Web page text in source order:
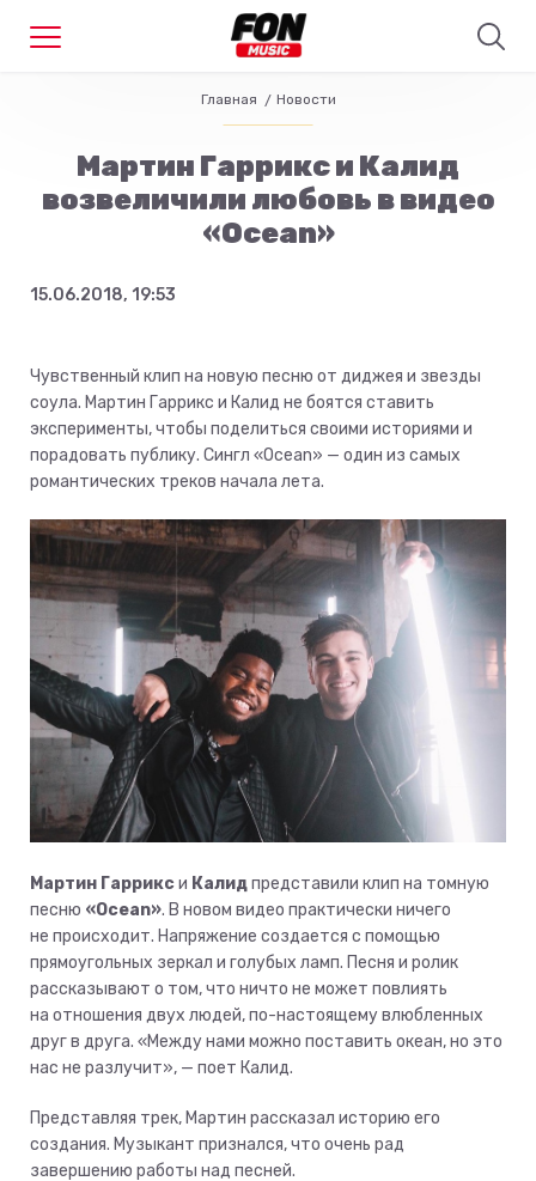
Главная Новости
Мартин Гаррикс и Калид
возвеличили любовь в видео
«Ocean»
15.06.2018, 19:53
Чувственный клип на новую песню от диджея и звезды
соула. Мартин Гаррикс и Калид не боятся ставить
эксперименты, чтобы поделиться своими историями и
порадовать публику. Сингл «Ocean» — один из самых
романтических треков начала лета.
Мартин Гаррикси Калидпредставили клип на томную
песню «Ocean». В новом видео практически ничего
не происходит. Напряжение создается с помощью
прямоугольных зеркал и голубых ламп. Песня и ролик
рассказывают о том, что ничто не может повлиять
на отношения двух людей, по-настоящему влюбленных
друг в друга. «Между нами можно поставить океан, но это
нас не разлучит», — поет Калид.
Представляя трек, Мартин рассказал историю его
создания. Музыкант признался, что очень рад
завершению работы над песней.